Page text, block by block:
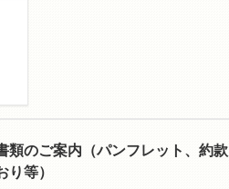
類のご案内（パンフレット、約款
り等）